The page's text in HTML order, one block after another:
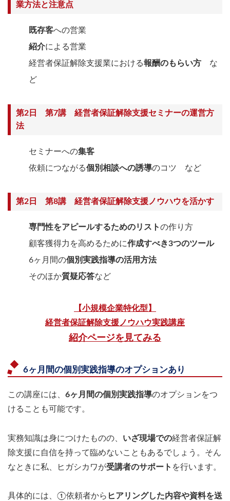
業方法と注意点
既存客への営業
紹介による営業
経営者保証解除支援業における報酬のもらい方 な
ど
第2日 第7講 経営者保証解除支援セミナーの運営方
法
セミナーへの集客
依頼につながる個別相談への誘導のコツ など
第2日 第8講 経営者保証解除支援ノウハウを活かす
専門性をアピールするためのリストの作り方
顧客獲得力を高めるために作成すべき3つのツール
6ヶ月間の個別実践指導の活用方法
そのほか質疑応答など
【小規模企業特化型】
経営者保証解除支援ノウハウ実践講座
紹介ページを見てみる
6ヶ月間の個別実践指導のオプションあり
この講座には、 6ヶ月間の個別実践指導のオプションをつ
けることも可能です。
実務知識は身につけたものの、 いざ現場での経営者保証解
除支援に自信を持って臨めないこともあるでしょう。そん
なときに私、ヒガシカワが受講者のサポート を行います。
具体的には、①依頼者から ヒアリングした内容や資料を送